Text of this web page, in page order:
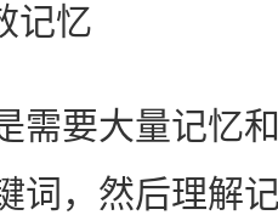
忆
要大量记忆和
词，然后理解